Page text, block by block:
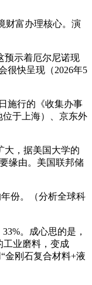
财富办理核心。演
预示着厄尔尼诺现
很快呈现（2026年5
施行的《收集办事
于上海）、京东外
大，据美国大学的
缘由。美国联邦储
份。（分析全球科
。成心思的是，
工业磨料，变成
金刚石复合材料+液